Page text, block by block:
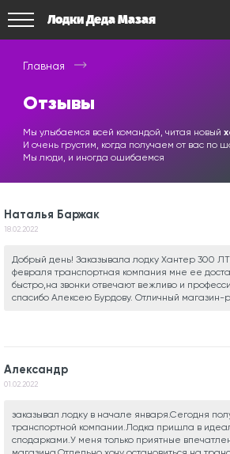
Лодки Деда Мазая
Главная
Отзывы
Мы улыбаемся всей командой, читая новый
И очень грустим, когда получаем от вас по
Мы люди, и иногда ошибаемся
Наталья Баржак
18.02.2022
Добрый день! Заказывала лодку Хантер 300
февраля транспортная компания мне ее
быстро,на звонки отвечают вежливо и
спасибо Алексею Бурдову. Отличный магазин-
Александр
01.02.2022
заказывал лодку в начале января.Сегодня
транспортной компании.Лодка пришла в
сподарками.У меня только приятные